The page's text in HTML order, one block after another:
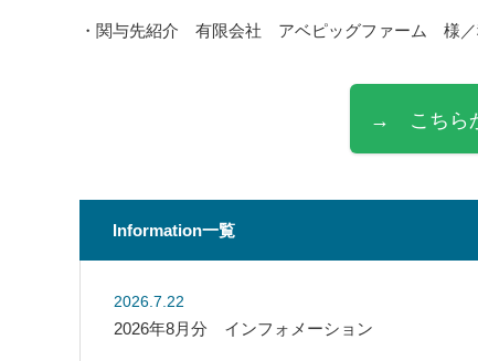
・関与先紹介 有限会社 アベピッグファーム 様／
→ こちら
Information一覧
2026.7.22
2026年8月分 インフォメーション